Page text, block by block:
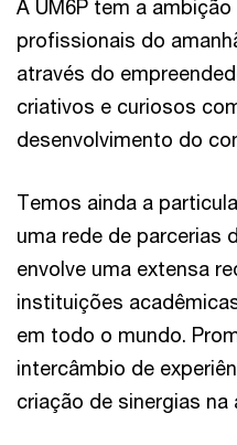
A UM6P tem a
profissionais do
através do
criativos e curiosos
desenvolvimento do
Temos ainda a
uma rede de parcerias
envolve uma extensa
instituições
em todo o mundo.
intercâmbio de
criação de sinergias na